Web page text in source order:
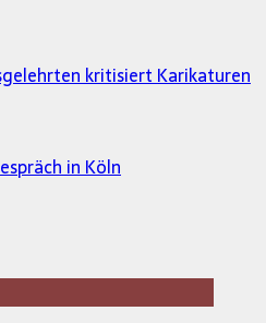
kritisiert Karikaturen
in Köln